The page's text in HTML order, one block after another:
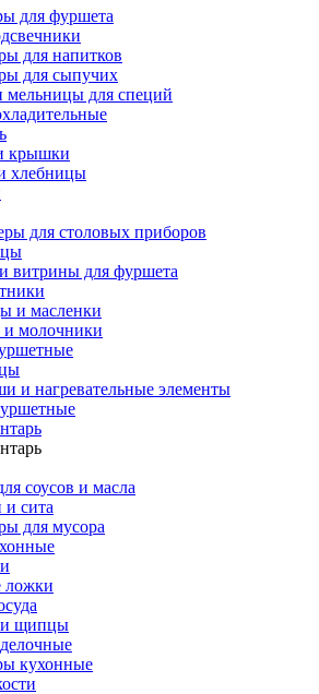
для фуршета
для напитков
для сыпучих
мельницы для специй
крышки
хлебницы
для столовых приборов
витрины для фуршета
и масленки
молочники
и нагревательные элементы
соусов и масла
сита
для мусора
ложки
щипцы
кухонные